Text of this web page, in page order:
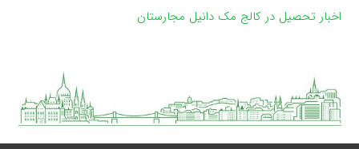
اخبار تحصیل در کالج مک دانیل مجارستان